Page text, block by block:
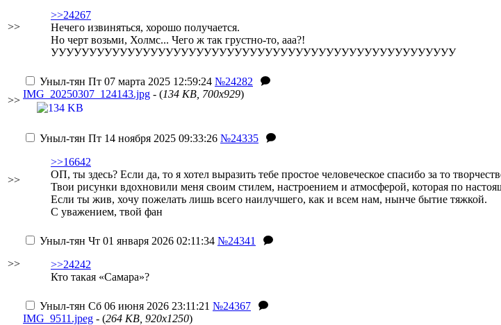
>>
>>24267
Нечего извиняться, хорошо получается.
Но черт возьми, Холмс... Чего ж так грустно-то, ааа?!
УУУУУУУУУУУУУУУУУУУУУУУУУУУУУУУУУУУУУУУУУУУУУУУУУУУУУ
>>
Уныл-тян Пт 07 марта 2025 12:59:24 №24282
IMG_20250307_124143.jpg - (134 KB, 700x929)
>>
Уныл-тян Пт 14 ноября 2025 09:33:26 №24335
>>16642
ОП, ты здесь? Если да, то я хотел выразить тебе простое человеческое спасибо за то
Твои рисунки вдохновили меня своим стилем, настроением и атмосферой, которая по
Если ты жив, хочу пожелать лишь всего наилучшего, как и всем нам, нынче бытие тяжкой.
С уважением, твой фан
>>
Уныл-тян Чт 01 января 2026 02:11:34 №24341
>>24242
Кто такая «Самара»?
Уныл-тян Сб 06 июня 2026 23:11:21 №24367
IMG_9511.jpeg - (264 KB, 920x1250)